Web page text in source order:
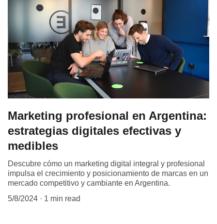
Marketing profesional en Argentina:
estrategias digitales efectivas y
medibles
Descubre cómo un marketing digital integral y profesional
impulsa el crecimiento y posicionamiento de marcas en un
mercado competitivo y cambiante en Argentina.
5/8/2024
1 min read